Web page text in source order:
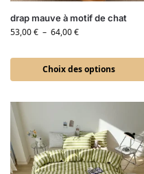
drap mauve à motif de chat
53,00€ – 64,00€
Choix des options